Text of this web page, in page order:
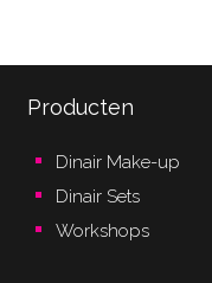
Producten
Dinair Make-up
Dinair Sets
Workshops